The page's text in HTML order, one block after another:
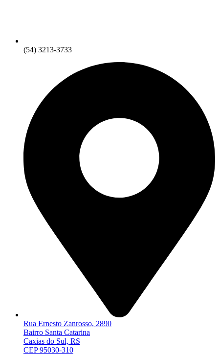
(54) 3213-3733
Rua Ernesto Zanrosso, 2890
Bairro Santa Catarina
Caxias do Sul, RS
CEP 95030-310